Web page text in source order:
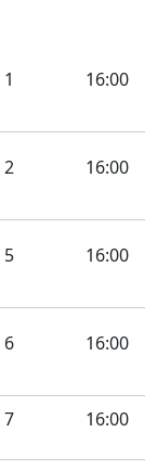
1 16:00
2 16:00
5 16:00
6 16:00
7 16:00